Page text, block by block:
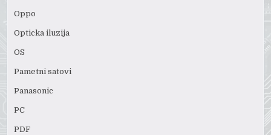
Oppo
Opticka iluzija
OS
Pametni satovi
Panasonic
PC
PDF